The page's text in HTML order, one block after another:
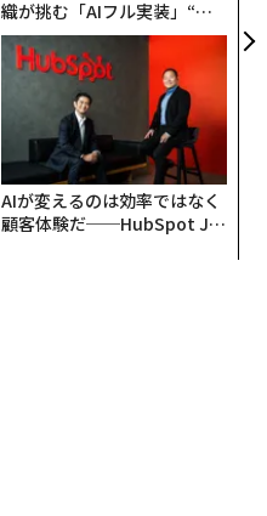
織が挑む「AIフル実装」“使
う”企業から“動く”企業へ【N
TTドコモビジネス×PwC】
AIが変えるのは効率ではなく
顧客体験だ──HubSpot Ja